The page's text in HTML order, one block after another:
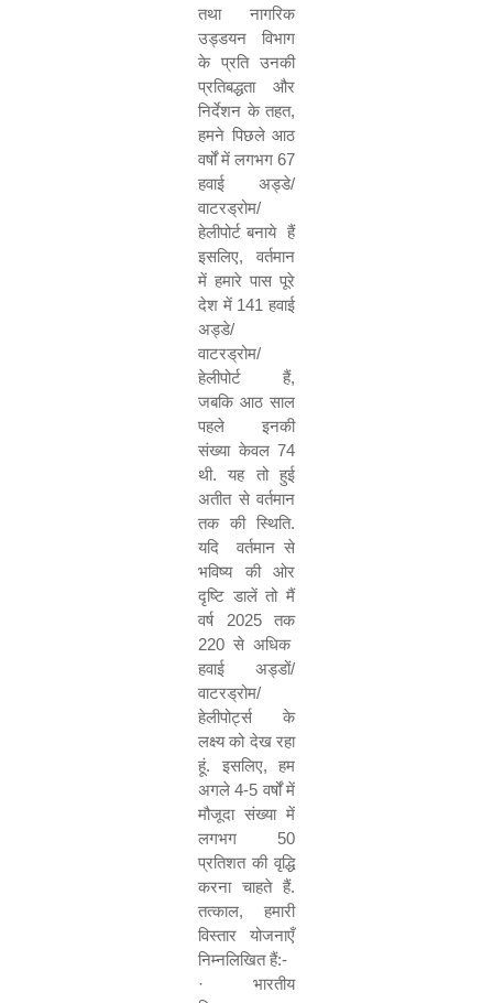
तथा
नागरिक
उड्डयन
विभाग
के प्रति उनकी
प्रतिबद्धता
और
निर्देशन के तहत,
हमने पिछले आठ
वर्षों में लगभग 67
हवाई
अड्डे/
वाटरड्रोम/
हेलीपोर्ट बनाये हैं
इसलिए, वर्तमान
में हमारे पास पूरे
देश में141हवाई
अड्डे/
वाटरड्रोम/
हेलीपोर्ट
हैं,
जबकि आठ साल
पहले
इनकी
संख्या केवल74
थी.यह तो
हुई
अतीत से वर्तमान
तक की स्थिति.
यदि
वर्तमान से
भविष्य
की
ओर
दृष्टि डालें तो मैं
वर्ष
2025
तक
220 से अधिक
हवाई
अड्डों/
वाटरड्रोम/
हेलीपोर्ट्स
के
लक्ष्य को देख रहा
हूं. इसलिए, हम
अगले 4-5 वर्षों में
मौजूदा संख्या में
लगभग 50
प्रतिशत की वृद्धि
करना चाहते हैं.
तत्काल, हमारी
विस्तार
योजनाएँ
निम्नलिखित हैं:-
·
भारतीय